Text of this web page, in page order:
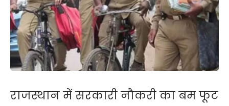
राजस्थान में सरकारी नौकरी का बम फूट